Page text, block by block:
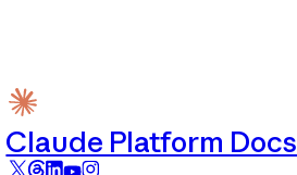
Claude Platform Docs